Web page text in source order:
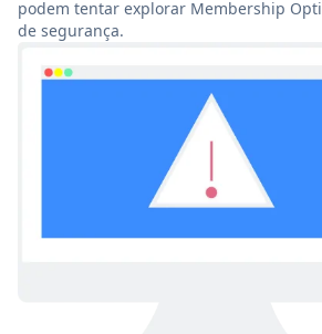
podem tentar explorar Membership
de segurança.